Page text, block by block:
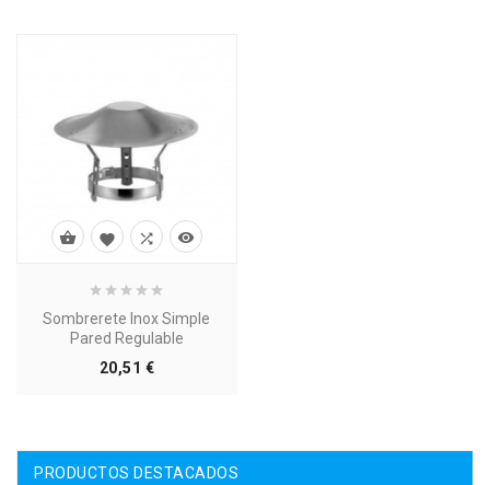
Sombrerete Inox Simple
Pared Regulable
20,51 €Precio
   
PRODUCTOS DESTACADOS